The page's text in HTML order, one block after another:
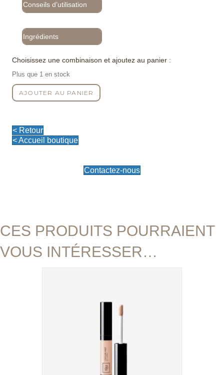
Conseils d’utilisation
Ingrédients
Choisissez une combinaison et ajoutez au panier :
Plus que 1 en stock
quantité
de
à
Lèvres
AJOUTER AU PANIER
< Retour
< Accueil boutique
Contactez-nous
CES PRODUITS POURRAIENT
VOUS INTÉRESSER…